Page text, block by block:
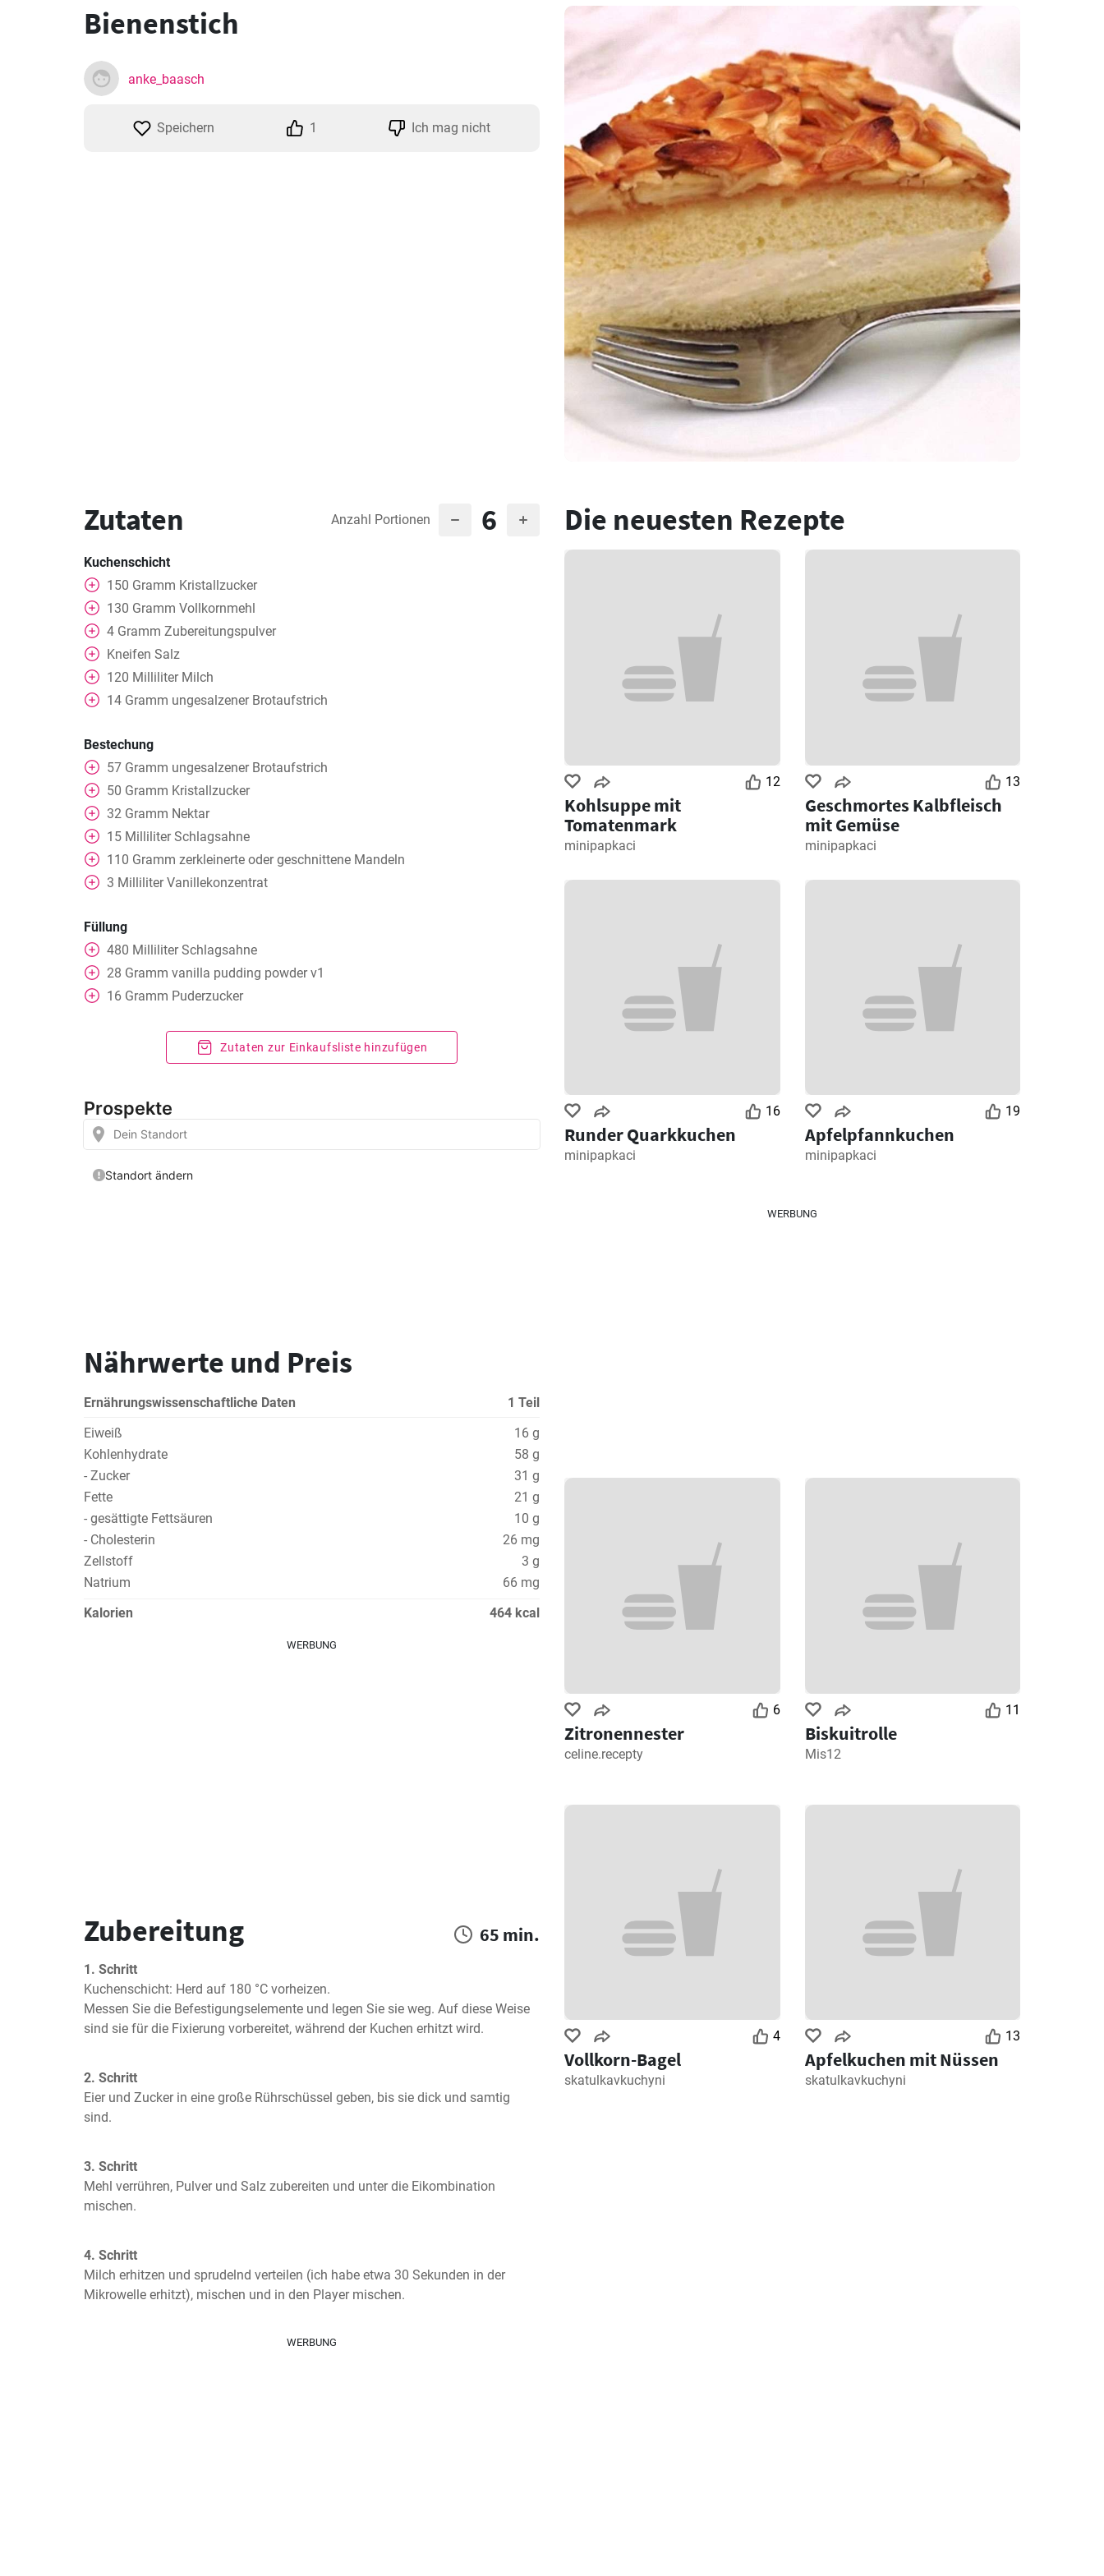
Bienenstich
anke_baasch
Speichern 1 Ich mag nicht
Zutaten Anzahl Portionen 6
Kuchenschicht
150 Gramm Kristallzucker
130 Gramm Vollkornmehl
4 Gramm Zubereitungspulver
Kneifen Salz
120 Milliliter Milch
14 Gramm ungesalzener Brotaufstrich
Bestechung
57 Gramm ungesalzener Brotaufstrich
50 Gramm Kristallzucker
32 Gramm Nektar
15 Milliliter Schlagsahne
110 Gramm zerkleinerte oder geschnittene Mandeln
3 Milliliter Vanillekonzentrat
Füllung
480 Milliliter Schlagsahne
28 Gramm vanilla pudding powder v1
16 Gramm Puderzucker
Zutaten zur Einkaufsliste hinzufügen
Nährwerte und Preis
Ernährungswissenschaftliche Daten
1 Teil
Eiweiß
16 g
Kohlenhydrate
58 g
- Zucker
31 g
Fette
21 g
- gesättigte Fettsäuren
10 g
- Cholesterin
26 mg
Zellstoff
3 g
Natrium
66 mg
Kalorien
464 kcal
WERBUNG
Zubereitung 65 min.
1. Schritt
Kuchenschicht: Herd auf 180 °C vorheizen.
Messen Sie die Befestigungselemente und legen Sie sie weg. Auf diese Weise
sind sie für die Fixierung vorbereitet, während der Kuchen erhitzt wird.
2. Schritt
Eier und Zucker in eine große Rührschüssel geben, bis sie dick und samtig
sind.
3. Schritt
Mehl verrühren, Pulver und Salz zubereiten und unter die Eikombination
mischen.
4. Schritt
Milch erhitzen und sprudelnd verteilen (ich habe etwa 30 Sekunden in der
Mikrowelle erhitzt), mischen und in den Player mischen.
WERBUNG
Die neuesten Rezepte
12
Kohlsuppe mit
Tomatenmark
minipapkaci
13
Geschmortes Kalbfleisch
mit Gemüse
minipapkaci
16
Runder Quarkkuchen
minipapkaci
19
Apfelpfannkuchen
minipapkaci
WERBUNG
6
Zitronennester
celine.recepty
11
Biskuitrolle
Mis12
4
Vollkorn-Bagel
skatulkavkuchyni
13
Apfelkuchen mit Nüssen
skatulkavkuchyni